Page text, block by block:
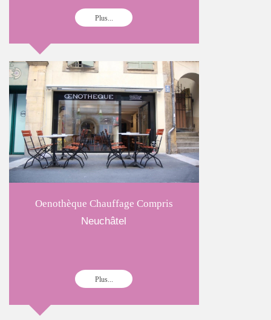
Plus...
Oenothèque Chauffage Compris
Neuchâtel
Plus...